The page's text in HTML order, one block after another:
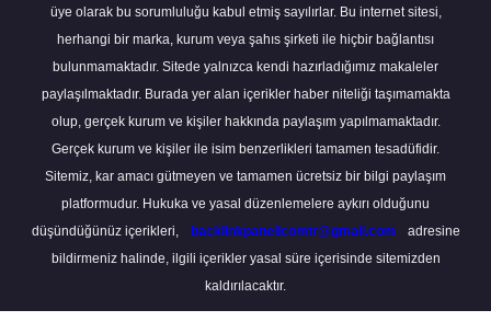
üye olarak bu sorumluluğu kabul etmiş sayılırlar. Bu internet sitesi,
herhangi bir marka, kurum veya şahıs şirketi ile hiçbir bağlantısı
bulunmamaktadır. Sitede yalnızca kendi hazırladığımız makaleler
paylaşılmaktadır. Burada yer alan içerikler haber niteliği taşımamakta
olup, gerçek kurum ve kişiler hakkında paylaşım yapılmamaktadır.
Gerçek kurum ve kişiler ile isim benzerlikleri tamamen tesadüfidir.
Sitemiz, kar amacı gütmeyen ve tamamen ücretsiz bir bilgi paylaşım
platformudur. Hukuka ve yasal düzenlemelere aykırı olduğunu
düşündüğünüz içerikleri,
backlinkpanelicomtr@gmail.com
adresine
bildirmeniz halinde, ilgili içerikler yasal süre içerisinde sitemizden
kaldırılacaktır.